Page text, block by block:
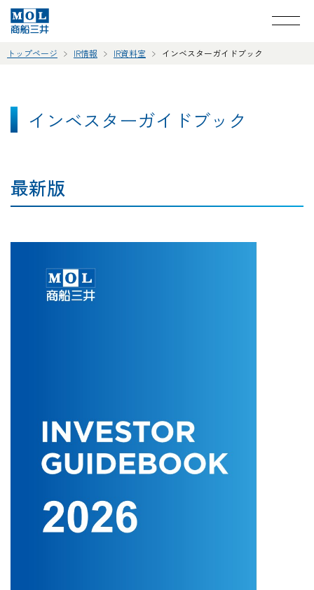
トップページ IR情報 IR資料室 インベスターガイドブック
インベスターガイドブック
最新版